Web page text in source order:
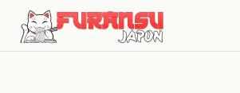
Aller au contenu